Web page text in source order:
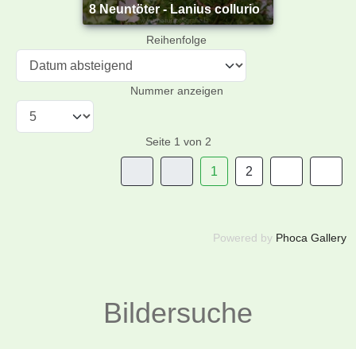
8 Neuntöter - Lanius collurio
Reihenfolge
Nummer anzeigen
Seite 1 von 2
1 2
Powered by Phoca Gallery
Bildersuche